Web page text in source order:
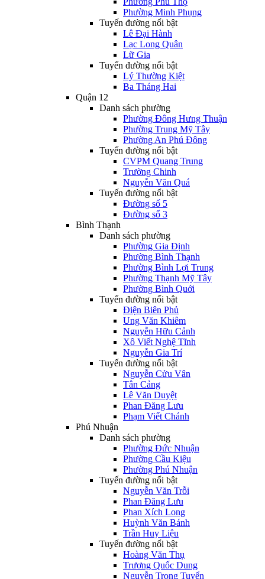
Phường Minh Phụng
Tuyến đường nổi bật
Lê Đại Hành
Lạc Long Quân
Lữ Gia
Tuyến đường nổi bật
Lý Thường Kiệt
Ba Tháng Hai
Quận 12
Danh sách phường
Phường Đông Hưng Thuận
Phường Trung Mỹ Tây
Phường An Phú Đông
Tuyến đường nổi bật
CVPM Quang Trung
Trường Chinh
Nguyễn Văn Quá
Tuyến đường nổi bật
Đường số 5
Đường số 3
Bình Thạnh
Danh sách phường
Phường Gia Định
Phường Bình Thạnh
Phường Bình Lợi Trung
Phường Thạnh Mỹ Tây
Phường Bình Quới
Tuyến đường nổi bật
Điện Biên Phủ
Ung Văn Khiêm
Nguyễn Hữu Cảnh
Xô Viết Nghệ Tĩnh
Nguyễn Gia Trí
Tuyến đường nổi bật
Nguyễn Cửu Vân
Tân Cảng
Lê Văn Duyệt
Phan Đăng Lưu
Phạm Viết Chánh
Phú Nhuận
Danh sách phường
Phường Đức Nhuận
Phường Cầu Kiệu
Phường Phú Nhuận
Tuyến đường nổi bật
Nguyễn Văn Trỗi
Phan Đăng Lưu
Phan Xích Long
Huỳnh Văn Bánh
Trần Huy Liệu
Tuyến đường nổi bật
Hoàng Văn Thụ
Trương Quốc Dung
Nguyễn Trọng Tuyển